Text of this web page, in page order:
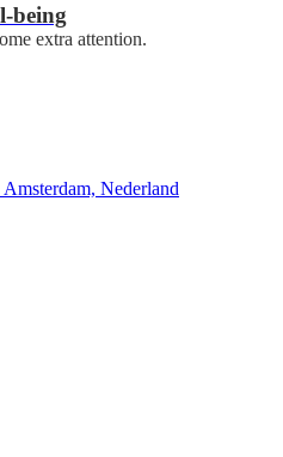
being
extra attention.
Nederland